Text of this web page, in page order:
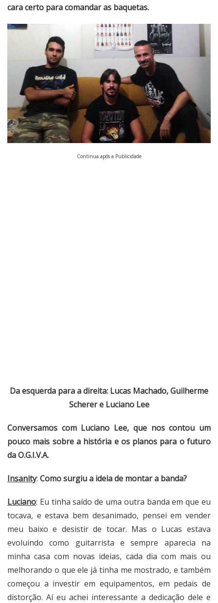
cara certo para comandar as baquetas.
Continua após a Publicidade
Da esquerda para a direita: Lucas Machado, Guilherme
Scherer e Luciano Lee
Conversamos com Luciano Lee, que nos contou um
pouco mais sobre a história e os planos para o futuro
da O.G.I.V.A.
Insanity: Como surgiu a ideia de montar a banda?
Luciano: Eu tinha saído de uma outra banda em que eu
tocava, e estava bem desanimado, pensei em vender
meu baixo e desistir de tocar. Mas o Lucas estava
evoluindo como guitarrista e sempre aparecia na
minha casa com novas ideias, cada dia com mais ou
melhorando o que ele já tinha me mostrado, e também
começou a investir em equipamentos, em pedais de
distorção. Aí eu achei interessante a dedicação dele e